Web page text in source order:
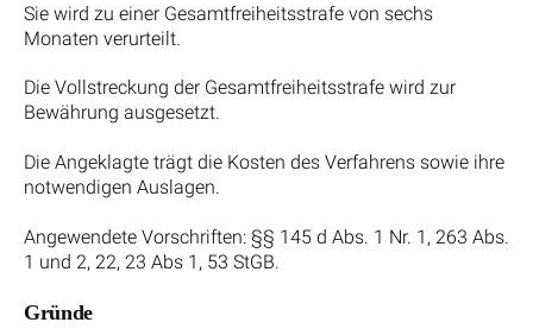
Sie wird zu einer Gesamtfreiheitsstrafe von sechs
Monaten verurteilt.
Die Vollstreckung der Gesamtfreiheitsstrafe wird zur
Bewährung ausgesetzt.
Die Angeklagte trägt die Kosten des Verfahrens sowie ihre
notwendigen Auslagen.
Angewendete Vorschriften: §§ 145 d Abs. 1 Nr. 1, 263 Abs.
1 und 2, 22, 23 Abs 1, 53 StGB.
Gründe